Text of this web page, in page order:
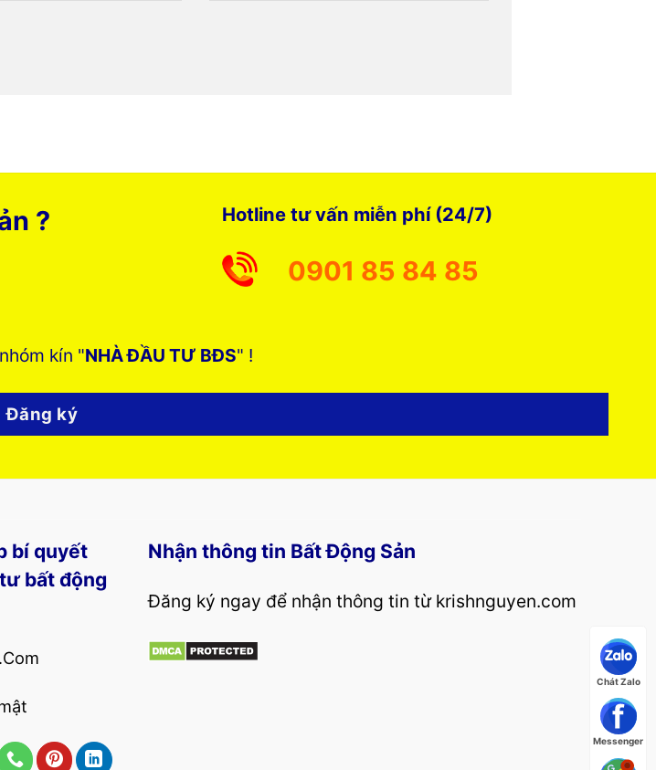
? Hotline tư vấn miễn phí (24/7)
0901 85 84 85
kín "NHÀ ĐẦU TƯ BĐS" !
Đăng ký
bí quyết
bất động
Nhận thông tin Bất Động Sản
Đăng ký ngay để nhận thông tin từ krishnguyen.com
Chát Zalo
Messenger